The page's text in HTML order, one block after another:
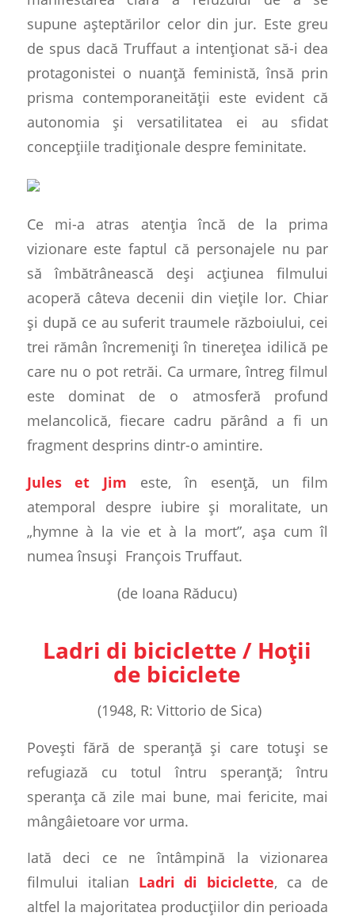
supune așteptărilor celor din jur. Este greu
de spus dacă Truffaut a intenționat să-i dea
protagonistei o nuanță feministă,însă prin
prisma contemporaneității este evident că
autonomia și versatilitatea ei au sfidat
concepțiile tradiționale despre feminitate.
Ce mi-a atras atențiaîncă de la prima
vizionare este faptul că personajele nu par
săîmbătrânească deși acțiunea filmului
acoperă câteva decenii din viețile lor. Chiar
și după ce au suferit traumele războiului, cei
trei rămân încremeniți în tinerețea idilică pe
care nu o pot retrăi. Ca urmare, întreg filmul
este dominat de o atmosferă profund
melancolică, fiecare cadru părând a fi un
fragment desprins dintr-o amintire.
Jules et Jim este, în esență, un film
atemporal despre iubire și moralitate, un
„hymne à la vie et à la mort”, așa cum îl
numea însuși François Truffaut.
(de Ioana Răducu)
Ladri di biciclette / Hoții
de biciclete
(1948, R: Vittorio de Sica)
Povești fără de speranță și care totuși se
refugiază cu totul întru speranță; întru
speranța că zile mai bune, mai fericite, mai
mângâietoare vor urma.
Iată deci ce ne întâmpină la vizionarea
filmului italian Ladri di biciclette, ca de
altfel la majoritatea producțiilor din perioada